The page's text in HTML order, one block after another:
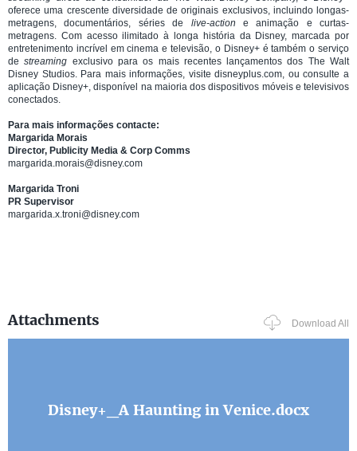
oferece uma crescente diversidade de originais exclusivos, incluindo longas-
metragens, documentários, séries de live-action e animação e curtas-
metragens. Com acesso ilimitado à longa história da Disney, marcada por
entretenimento incrível em cinema e televisão, o Disney+ é também o serviço
destreaming exclusivo para os mais recentes lançamentos dos The Walt
Disney Studios. Para mais informações, visite disneyplus.com, ou consulte a
aplicação Disney+, disponível na maioria dos dispositivos móveis e televisivos
conectados.
Para mais informações contacte:
Margarida Morais
Director, Publicity Media & Corp Comms
margarida.morais@disney.com
Margarida Troni
PR Supervisor
margarida.x.troni@disney.com
Attachments Download All
Disney+_A Haunting in Venice.docx